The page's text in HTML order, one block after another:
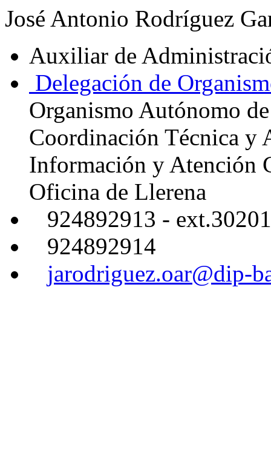
José Antonio Rodríguez
Auxiliar de
Delegación de
Organismo Autónomo
Coordinación Técnica y
Información y Atención
Oficina de Llerena
924892913 - ext.30201
924892914
jarodriguez.oar@dip-